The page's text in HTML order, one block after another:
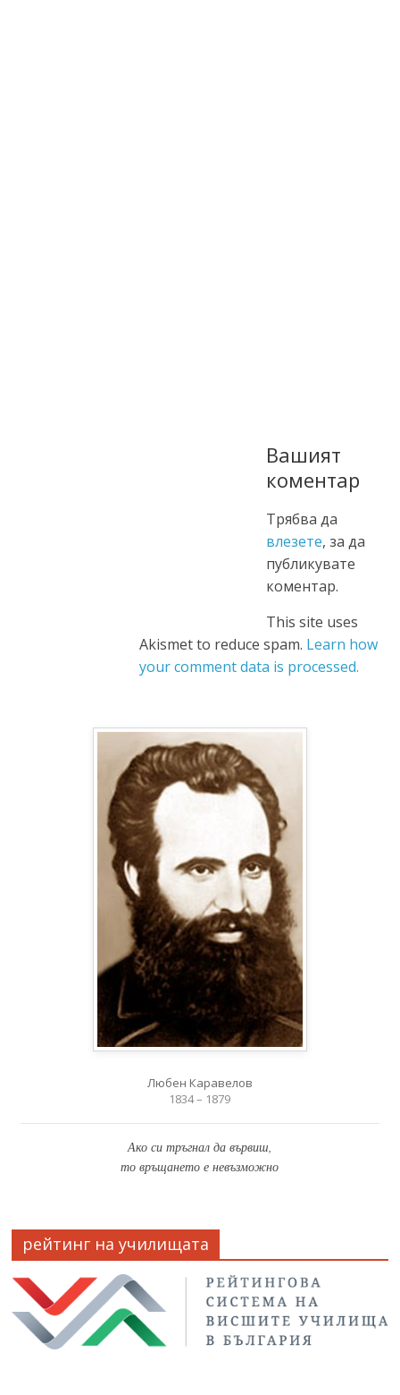
Вашият
коментар
Трябва да
влезете, за да
публикувате
коментар.
This site uses
Akismet to reduce spam. Learn how
your comment data is processed.
Любен Каравелов
1834 – 1879
Ако си тръгнал да вървиш,
то връщането е невъзможно
рейтинг на училищата